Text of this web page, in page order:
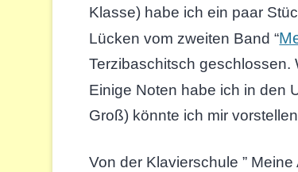
Klasse) habe ich ein paar
Lücken vom zweiten Band “
Terzibaschitsch geschlossen.
Einige Noten habe ich in den
Groß) könnte ich mir
Von der Klavierschule ”